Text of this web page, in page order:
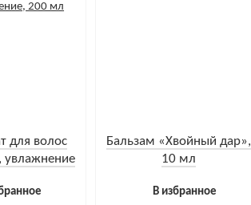
для волос
увлажнение
Бальзам «Хвойный дар»,
10 мл
В избранное